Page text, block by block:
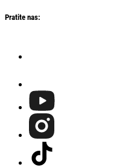
Pratite nas: